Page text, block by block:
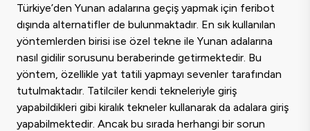
Türkiye’den Yunan adalarına geçiş yapmak için feribot
dışında alternatifler de bulunmaktadır. En sık kullanılan
yöntemlerden birisi ise özel tekne ile Yunan adalarına
nasıl gidilir sorusunu beraberinde getirmektedir. Bu
yöntem, özellikle yat tatili yapmayı sevenler tarafından
tutulmaktadır. Tatilciler kendi tekneleriyle giriş
yapabildikleri gibi kiralık tekneler kullanarak da adalara giriş
yapabilmektedir. Ancak bu sırada herhangi bir sorun